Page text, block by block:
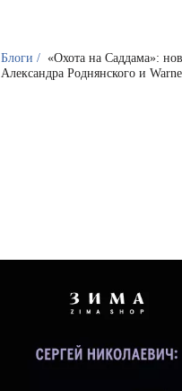
Блоги / «Охота на Саддама»:
Александра Роднянского и